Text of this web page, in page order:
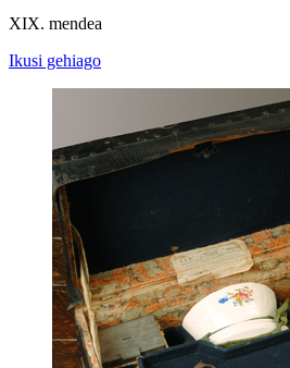
XIX. mendea
Ikusi gehiago